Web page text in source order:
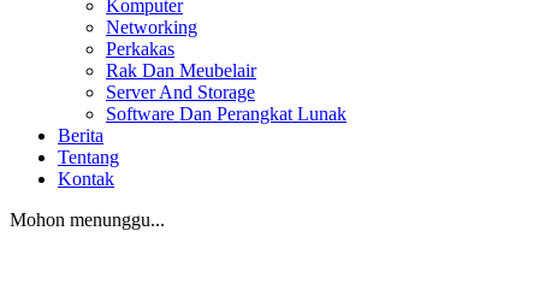
Komputer
Networking
Perkakas
Rak Dan Meubelair
Server And Storage
Software Dan Perangkat Lunak
Berita
Tentang
Kontak
Mohon menunggu...